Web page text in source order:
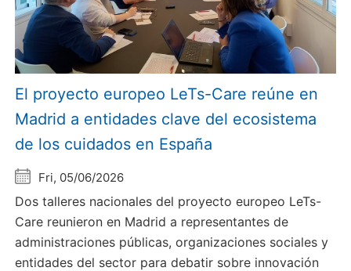
El proyecto europeo LeTs-Care reúne en
Madrid a entidades clave del ecosistema
de los cuidados en España
Fri, 05/06/2026
Dos talleres nacionales del proyecto europeo LeTs-
Care reunieron en Madrid a representantes de
administraciones públicas, organizaciones sociales y
entidades del sector para debatir sobre innovación